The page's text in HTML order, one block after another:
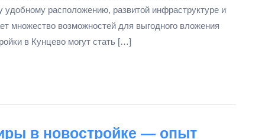
расположению, развитой инфраструктуре и
множество возможностей для выгодного вложения
в Кунцево могут стать […]
в новостройке — опыт